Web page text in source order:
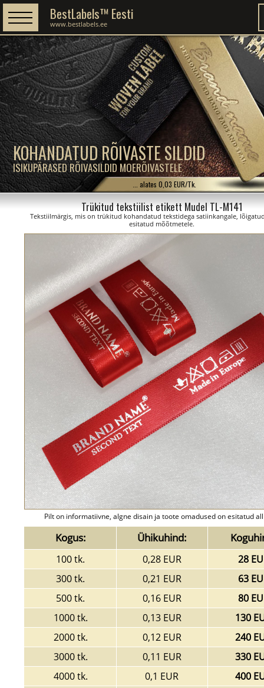
KOHANDATUD RÕIVASTE SILDID
ISIKUPÄRASED RÕIVASILDID MOERÕIVASTELE
BestLabels™ Eesti
www.bestlabels.ee
... alates 0,03 EUR/Tk.
Trükitud tekstiilist etikett Mudel TL-M141
Tekstiilmärgis, mis on trükitud kohandatud tekstidega satiinkangale,
esitatud mõõtmetele.
Pilt on informatiivne, algne disain ja toote omadused on esitatud
Kogus: Ühikuhind:
100 tk. 0,28 EUR
28
300 tk.
0,21 EUR
63
500 tk.
0,16 EUR
80
1000 tk.
0,13 EUR
130
2000 tk.
0,12 EUR
240
3000 tk.
0,11 EUR
330
4000 tk.
0,1 EUR
400